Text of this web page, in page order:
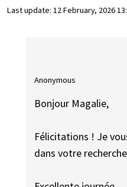
Last update: 12 February, 2026
Anonymous
Bonjour Magalie,
Félicitations ! Je
dans votre